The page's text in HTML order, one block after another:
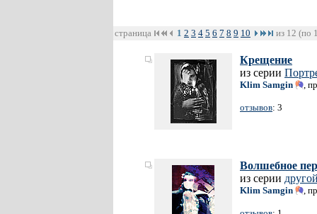
страница 1 2 3 4 5 6 7 8 9 10 из 12 (по
Крещение
из серии
Klim Samgin ,
отзывов: 3
Волшебное
из серии
Klim Samgin ,